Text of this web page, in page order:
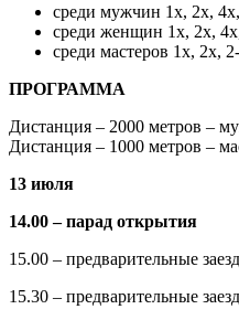
среди мужчин 1x, 2x,
среди женщин 1x, 2x,
среди мастеров 1х, 2х,
ПРОГРАММА
Дистанция – 2000 метров –
Дистанция – 1000 метров –
13 июля
14.00 – парад открытия
15.00 – предварительные
15.30 – предварительные